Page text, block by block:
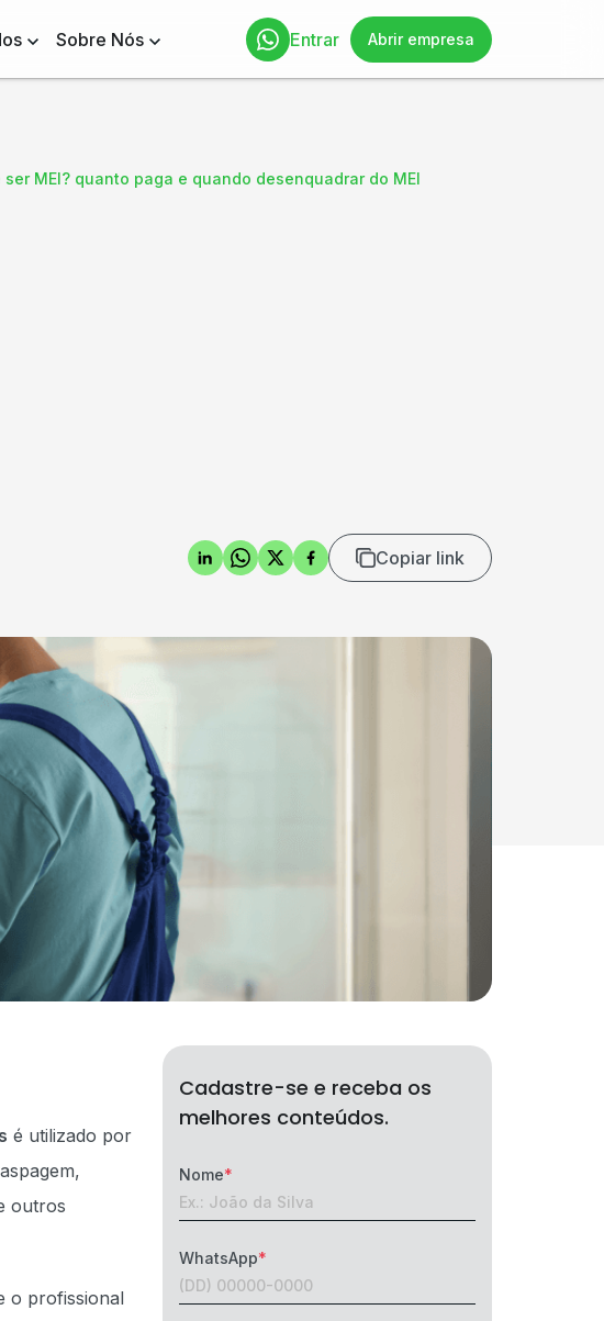
Sobre Nós Entrar Abrir empresa
MEI? quanto paga e quando desenquadrar do MEI
Copiar link
é utilizado por
outros
o profissional
Cadastre-se e receba os
melhores conteúdos.
Nome
WhatsApp